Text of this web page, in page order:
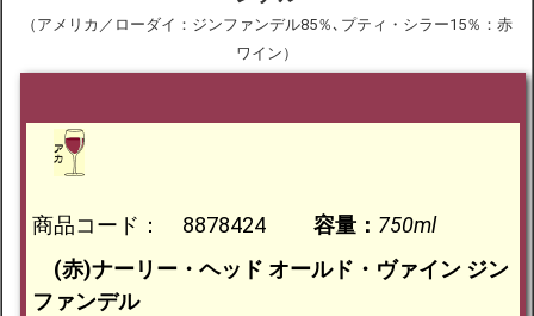
（アメリカ／ローダイ：ジンファンデル85％､プティ・シラー15％：赤
ワイン）
商品コード： 8878424 容量： 750ml
(赤)ナーリー・ヘッド オールド・ヴァイン ジン
ファンデル